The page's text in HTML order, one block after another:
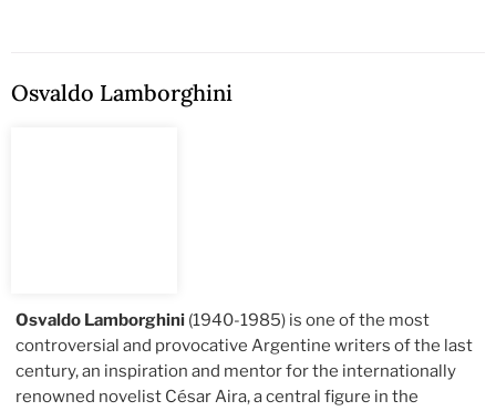
Osvaldo Lamborghini
Osvaldo Lamborghini (1940-1985) is one of the most
controversial and provocative Argentine writers of the last
century, an inspiration and mentor for the internationally
renowned novelist César Aira, a central figure in the